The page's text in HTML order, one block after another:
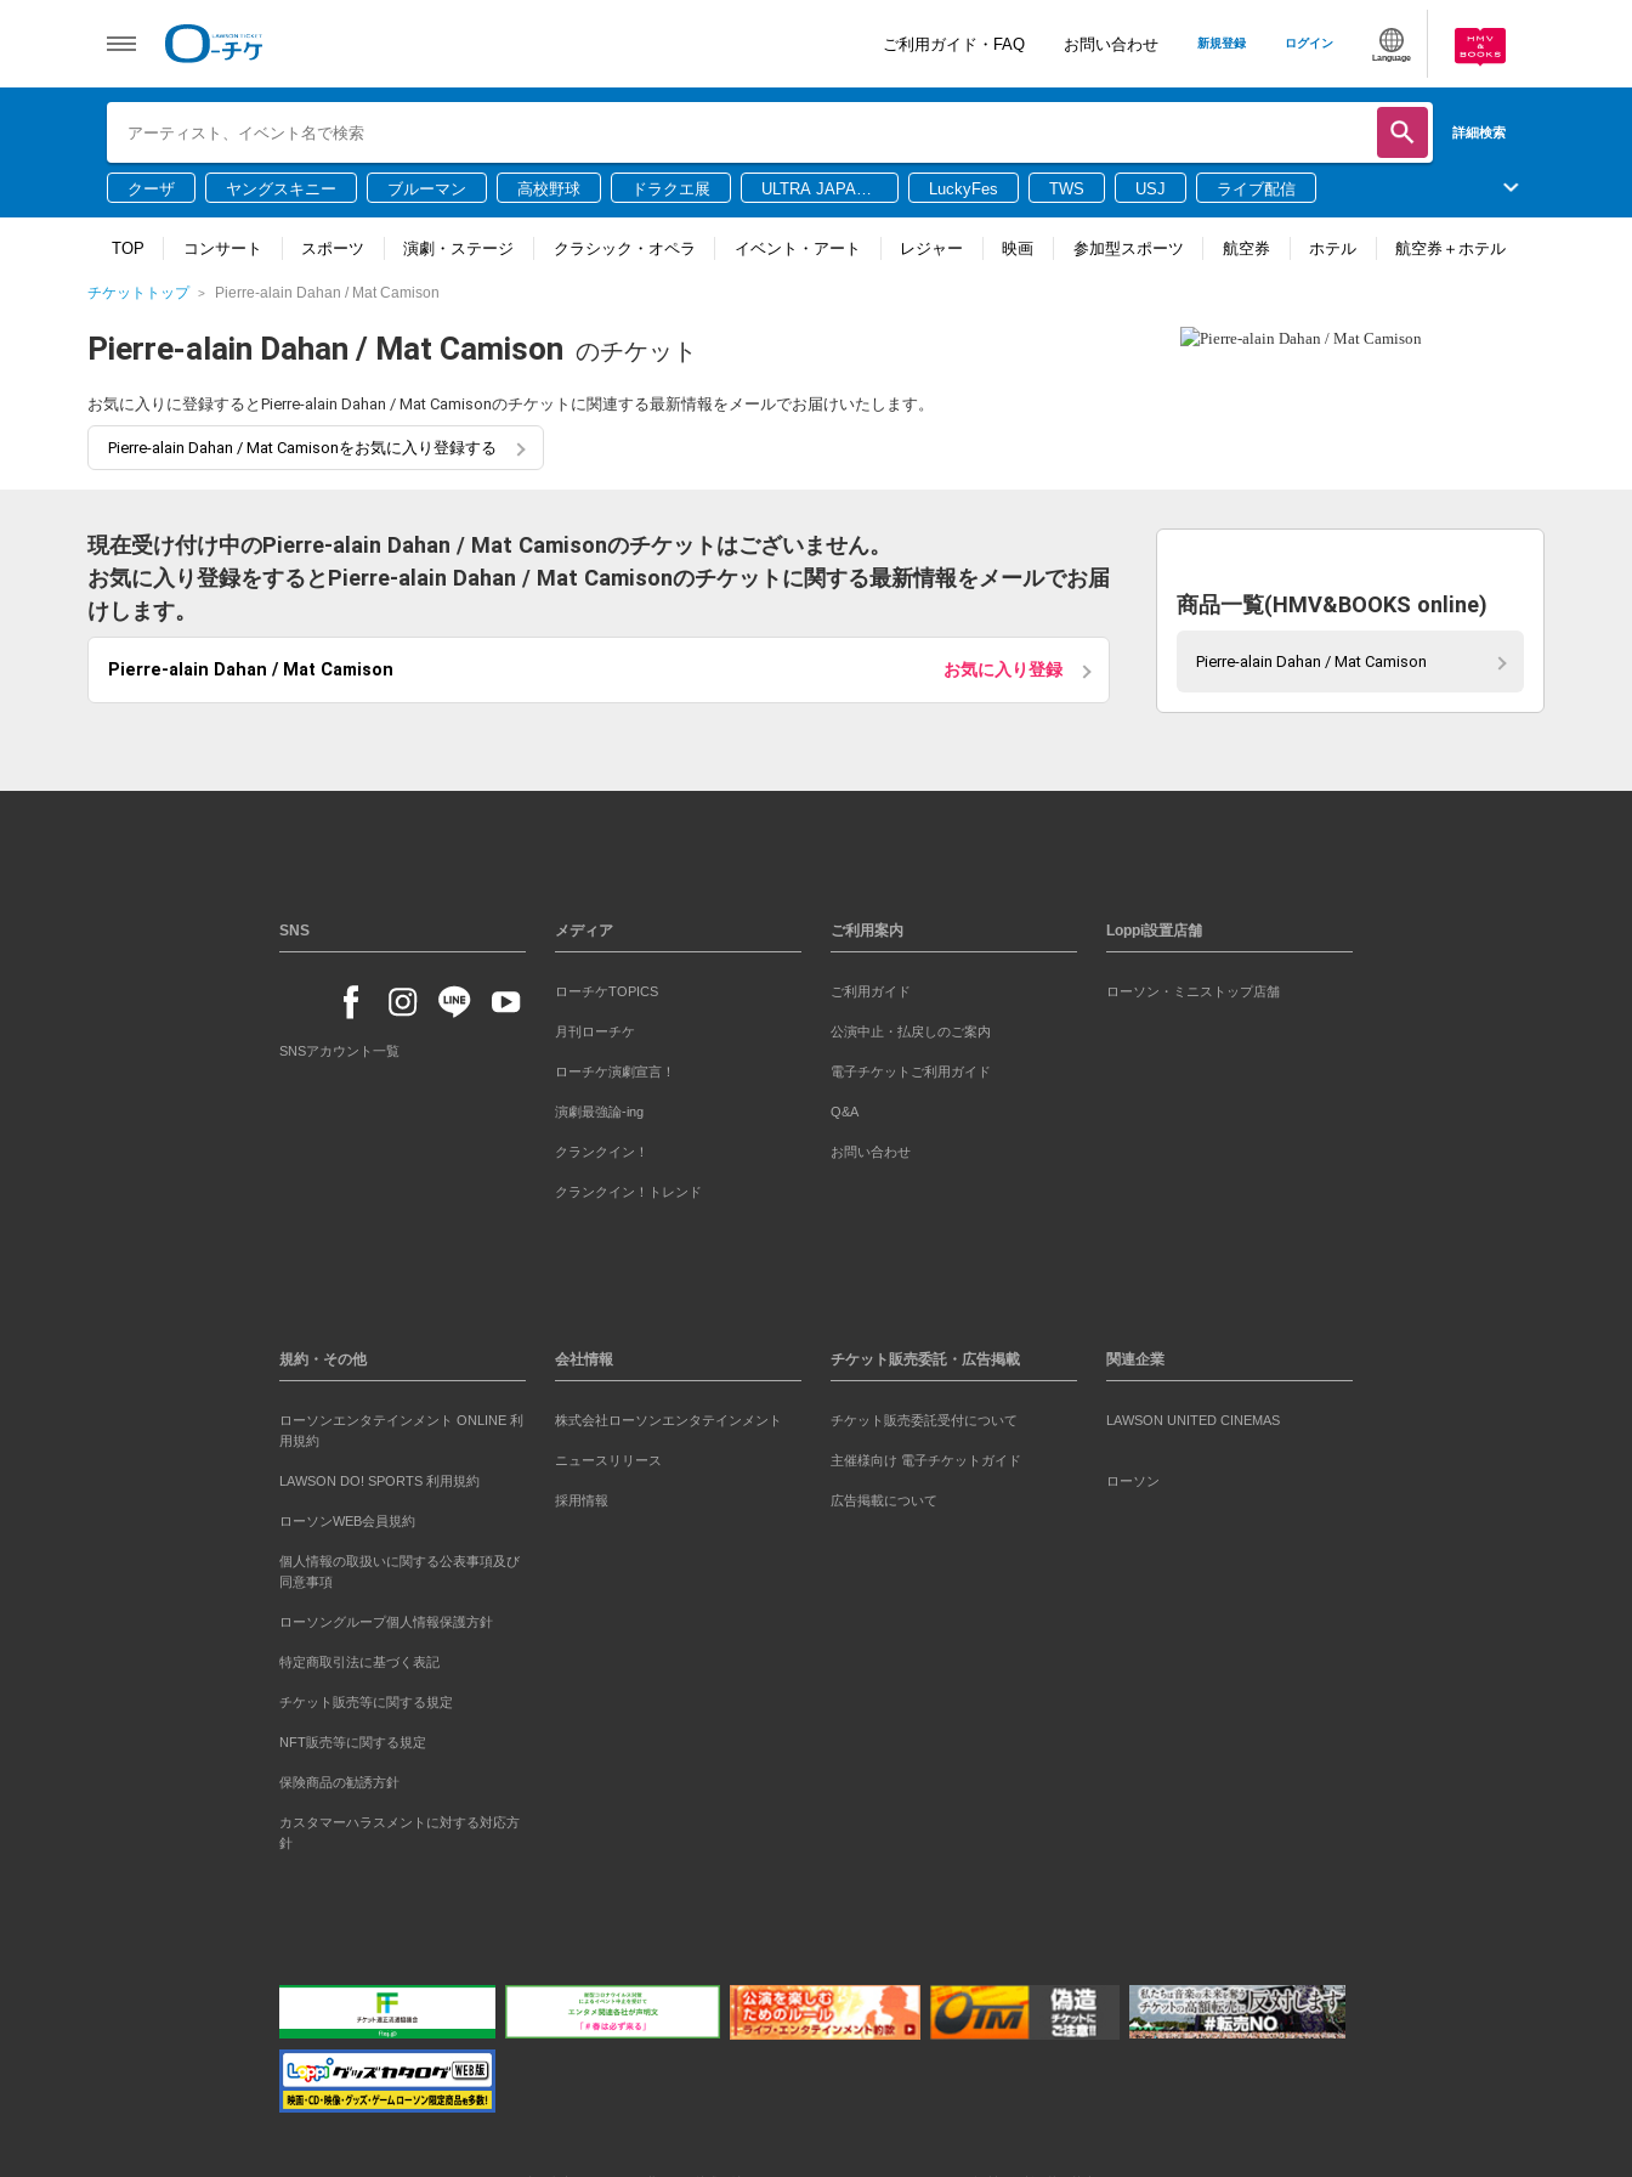
ご利用ガイド・FAQ お問い合わせ 新規登録 ログイン
Language
詳細検索
クーザ ヤングスキニー ブルーマン 高校野球 ドラクエ展
ULTRA JAPAN
LuckyFes TWS USJ ライブ配信
TOP コンサート スポーツ 演劇・ステージ クラシック・オペラ イベント・アート レジャー 映画 参加型スポーツ 航空券 ホテル 航空券＋ホテル
チケットトップ Pierre-alain Dahan / Mat Camison
Pierre-alain Dahan / Mat Camison のチケット
お気に入りに登録するとPierre-alain Dahan / Mat Camisonのチケットに関連する最新情報をメールでお届けいたします。
Pierre-alain Dahan / Mat Camisonをお気に入り登録する
現在受け付け中のPierre-alain Dahan / Mat Camisonのチケットはございません。
お気に入り登録をするとPierre-alain Dahan / Mat Camisonのチケットに関する最新情報をメールでお届
けします。
Pierre-alain Dahan / Mat Camison お気に入り登録
商品一覧(HMV&BOOKS online)
Pierre-alain Dahan / Mat Camison
SNS
SNSアカウント一覧
メディア
ローチケTOPICS
月刊ローチケ
ローチケ演劇宣言！
演劇最強論-ing
クランクイン！
クランクイン！トレンド
ご利用案内
ご利用ガイド
公演中止・払戻しのご案内
電子チケットご利用ガイド
Q&A
お問い合わせ
Loppi設置店舗
ローソン・ミニストップ店舗
規約・その他
ローソンエンタテインメント ONLINE 利
用規約
LAWSON DO! SPORTS 利用規約
ローソンWEB会員規約
個人情報の取扱いに関する公表事項及び
同意事項
ローソングループ個人情報保護方針
特定商取引法に基づく表記
チケット販売等に関する規定
NFT販売等に関する規定
保険商品の勧誘方針
カスタマーハラスメントに対する対応方
針
会社情報
株式会社ローソンエンタテインメント
ニュースリリース
採用情報
チケット販売委託・広告掲載
チケット販売委託受付について
主催様向け 電子チケットガイド
広告掲載について
関連企業
LAWSON UNITED CINEMAS
ローソン